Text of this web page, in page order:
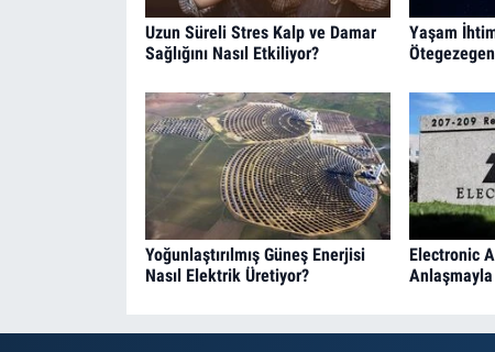
Uzun Süreli Stres Kalp ve Damar
Sağlığını Nasıl Etkiliyor?
Yaşam
Yoğunlaştırılmış Güneş Enerjisi
Nasıl Elektrik Üretiyor?
Electronic